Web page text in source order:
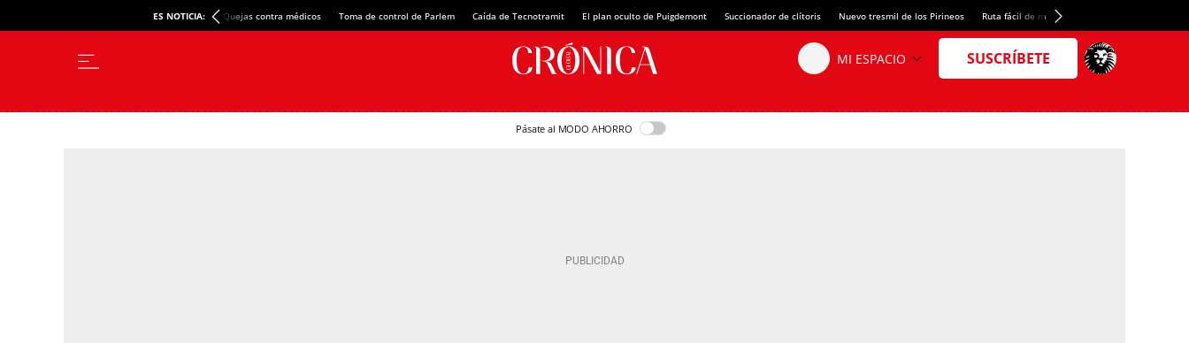
ES NOTICIA: Quejas contra médicos Toma de control de Parlem Caída de Tecnotramit El plan oculto de Puigdemont Succionador de clítoris Nuevo tresmil de los Pirineos Ruta fácil de montaña
Pásate al MODO AHORRO